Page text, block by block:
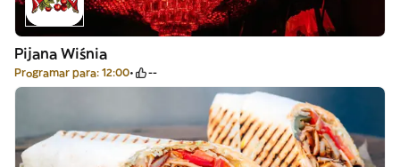
Pijana Wiśnia
Programar para: 12:00 --